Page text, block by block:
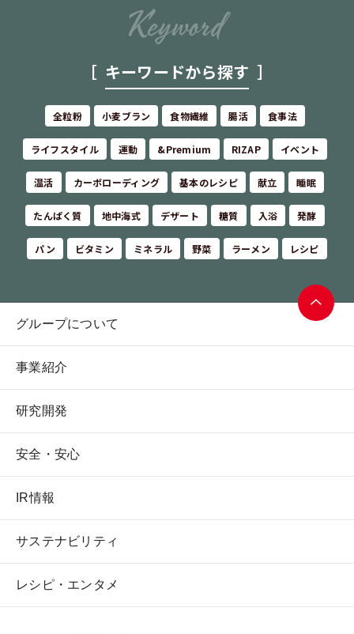
キーワードから探す
全粒粉 小麦ブラン 食物繊維 腸活 食事法
ライフスタイル 運動 &Premium RIZAP イベント
温活 カーボローディング 基本のレシピ 献立 睡眠
たんぱく質 地中海式 デザート 糖質 入浴 発酵
パン ビタミン ミネラル 野菜 ラーメン レシピ
グループについて
事業紹介
研究開発
安全・安心
IR情報
サステナビリティ
レシピ・エンタメ